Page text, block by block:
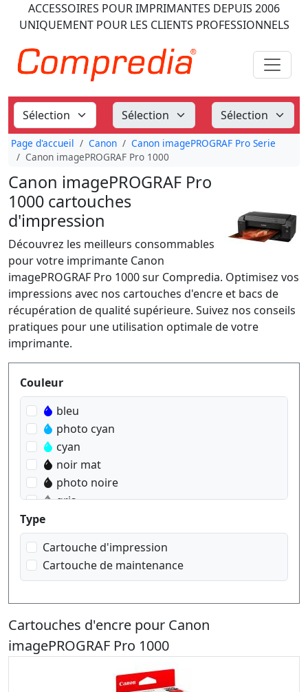
ACCESSOIRES POUR IMPRIMANTES DEPUIS 2006
UNIQUEMENT POUR LES CLIENTS PROFESSIONNELS
Page d'accueil Canon
Canon imagePROGRAF Pro Serie
Canon imagePROGRAF Pro 1000
Canon imagePROGRAF Pro
1000 cartouches
d'impression
Découvrez les meilleurs consommables
pour votre imprimante Canon
imagePROGRAF Pro 1000 sur Compredia. Optimisez vos
impressions avec nos cartouches d'encre et bacs de
récupération de qualité supérieure. Suivez nos conseils
pratiques pour une utilisation optimale de votre
imprimante.
Produktfilter
Couleur
bleu
photo cyan
cyan
noir mat
photo noire
gris
magenta
photo magenta
jaune
gris clair
Type
Cartouche d'impression
Cartouche de maintenance
Cartouches d'encre pour Canon
imagePROGRAF Pro 1000